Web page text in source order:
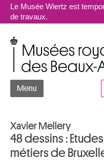
Le Musée Wiertz est
de travaux.
Menu
Xavier Mellery
48 dessins :
métiers de